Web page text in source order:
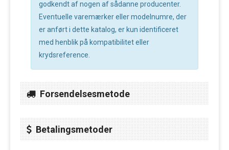
godkendt af nogen af sådanne producenter.
Eventuelle varemærker eller modelnumre, der
er anført i dette katalog, er kun identificeret
med henblik på kompatibilitet eller
krydsreference.
Forsendelsesmetode
Betalingsmetoder